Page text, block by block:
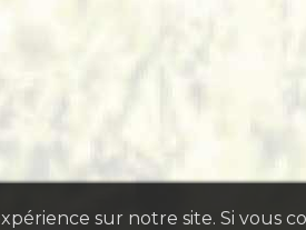
sur notre site. Si vous